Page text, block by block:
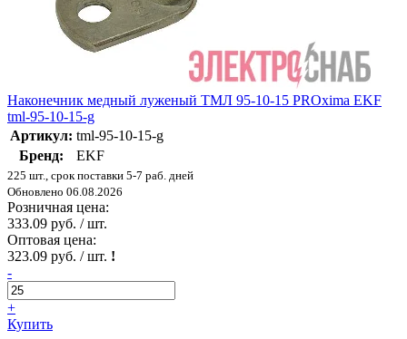
Наконечник медный луженый ТМЛ 95-10-15 PROxima EKF
tml-95-10-15-g
Артикул: tml-95-10-15-g
Бренд:
EKF
225 шт., срок поставки 5-7 раб. дней
Обновлено 06.08.2026
Розничная цена:
333.09 руб. / шт.
Оптовая цена:
323.09 руб. / шт. !
-
+
Купить